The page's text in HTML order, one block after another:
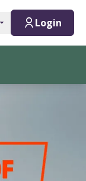
Login